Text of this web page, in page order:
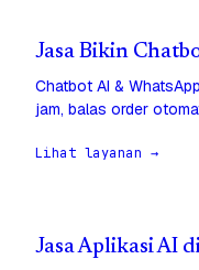
Jasa Bikin
Chatbot AI &
jam, balas order
Lihat layanan →
Jasa Aplikasi AI